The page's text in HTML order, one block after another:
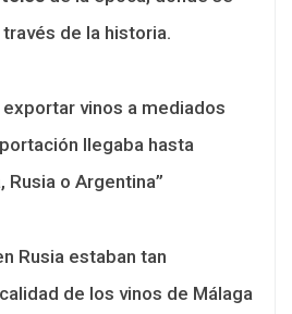
de la historia.
vinos a mediados
llegaba hasta
Rusia o Argentina”
Rusia estaban tan
de los vinos de Málaga